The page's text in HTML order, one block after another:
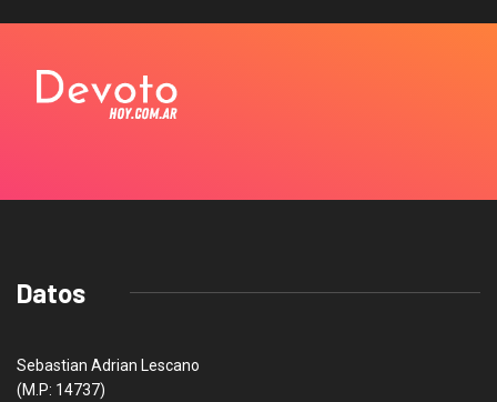
Datos
Sebastian Adrian Lescano
(M.P: 14737)